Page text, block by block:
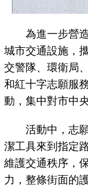
為進一步營造
城市交通設施，
交警隊、環衛局
和紅十字志願服
動，集中對市中
活動中，志願
潔工具來到指定
維護交通秩序，
力，整條街面的